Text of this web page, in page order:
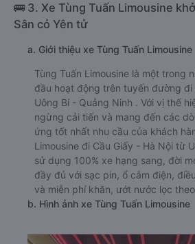
🚌 3. Xe Tùng Tuấn Limousine
Sân cỏ Yên tử
a. Giới thiệu xe Tùng Tuấn Limousine
Tùng Tuấn Limousine là một trong
đầu hoạt động trên tuyến đường đi
Uông Bí - Quảng Ninh . Với vị thế
ngừng cải tiến và mang đến các
ứng tốt nhất nhu cầu của khách
Limousine đi Cầu Giấy - Hà Nội từ
sử dụng 100% xe hạng sang, đời
đầy đủ với sạc pin, ổ cắm điện,
và miễn phí khăn, ướt nước lọc
b. Hình ảnh xe Tùng Tuấn Limousine